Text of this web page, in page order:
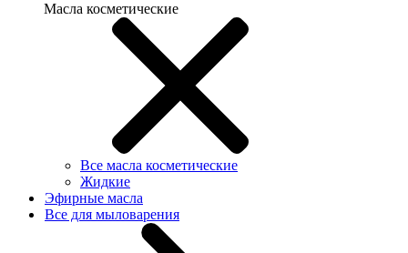
Масла косметические
Все масла косметические
Жидкие
Эфирные масла
Все для мыловарения